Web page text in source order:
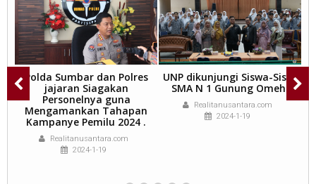
Polda Sumbar dan Polres
jajaran Siagakan
Personelnya guna
Mengamankan Tahapan
Kampanye Pemilu 2024 .
Realitanusantara.com
2024-1-19
UNP dikunjungi Siswa-Siswi
SMA N 1 Gunung Omeh.
Realitanusantara.com
2024-1-19